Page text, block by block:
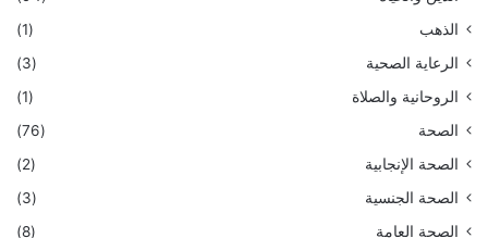
الذهب
(1)
الرعاية الصحية
(3)
الروحانية والصلاة
(1)
الصحة
(76)
الصحة الإنجابية
(2)
الصحة الجنسية
(3)
الصحة العامة
(8)